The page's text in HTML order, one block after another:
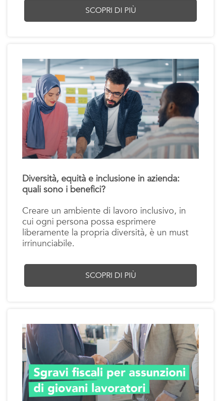
SCOPRI DI PIÙ
Diversità, equità e inclusione in azienda:
quali sono i benefici?
Creare un ambiente di lavoro inclusivo, in
cui ogni persona possa esprimere
liberamente la propria diversità, è un must
irrinunciabile.
SCOPRI DI PIÙ